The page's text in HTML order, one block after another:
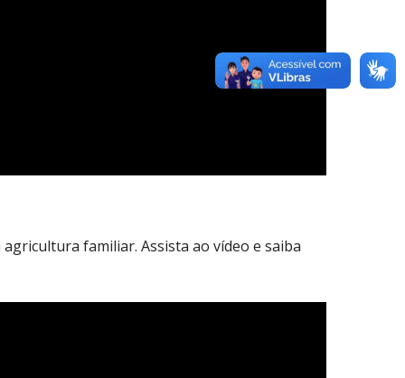
familiar. Assista ao vídeo e saiba